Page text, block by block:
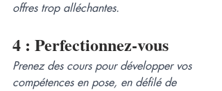
offres trop alléchantes.
4 : Perfectionnez-vous
Prenez des cours pour développer vos
compétences en pose, en défilé de